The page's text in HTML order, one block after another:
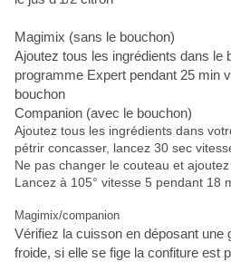
Magimix (sans le bouchon)
Ajoutez tous les ingrédients dans le
programme Expert pendant 25 min
bouchon
Companion (avec le bouchon)
Ajoutez tous les ingrédients dans
pétrir concasser, lancez 30 sec
Ne pas changer le couteau et
Lancez à 105° vitesse 5 pendant 18
Magimix/companion
Vérifiez la cuisson en déposant une
froide, si elle se fige la confiture est